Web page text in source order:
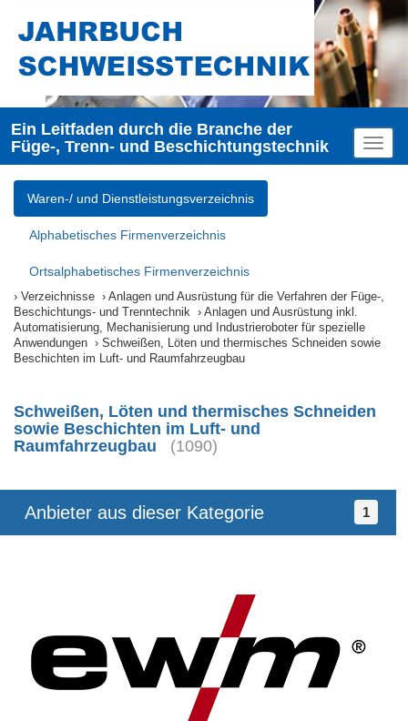
Ein Leitfaden durch die Branche der
Füge-, Trenn- und Beschichtungstechnik
Waren-/ und Dienstleistungsverzeichnis
Alphabetisches Firmenverzeichnis
Ortsalphabetisches Firmenverzeichnis
Verzeichnisse
Anlagen und Ausrüstung für die Verfahren der Füge-,
Beschichtungs- und Trenntechnik
Anlagen und Ausrüstung inkl.
Automatisierung, Mechanisierung und Industrieroboter für spezielle
Anwendungen
Schweißen, Löten und thermisches Schneiden sowie
Beschichten im Luft- und Raumfahrzeugbau
Schweißen, Löten und thermisches Schneiden
sowie Beschichten im Luft- und
Raumfahrzeugbau
(1090)
Anbieter aus dieser Kategorie 1